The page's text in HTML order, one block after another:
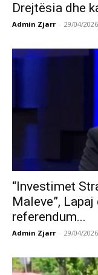
Drejtësia dhe
Admin Zjarr - 29/04/2026
“Investimet
Maleve”,
referendum...
Admin Zjarr - 29/04/2026